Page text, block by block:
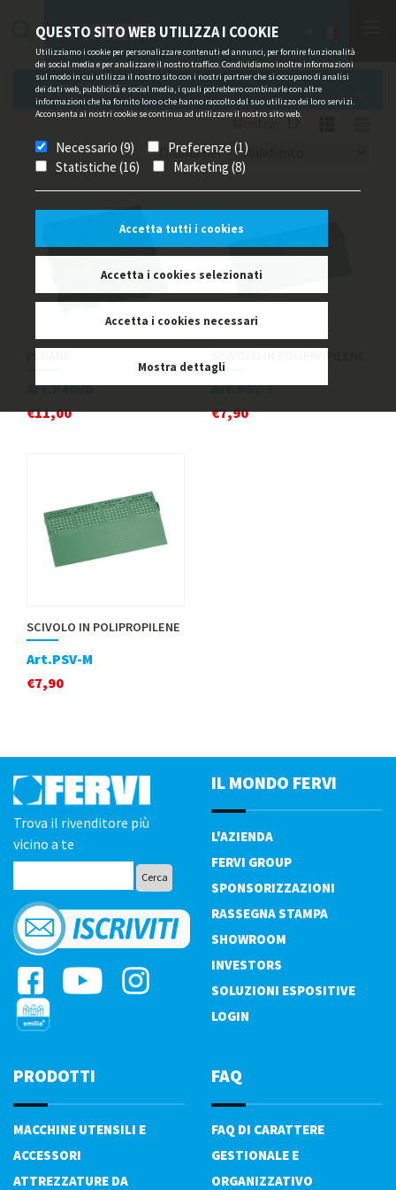
QUESTO SITO WEB UTILIZZA I COOKIE
Utilizziamo i cookie per personalizzare contenuti ed annunci, per fornire funzionalità
dei social media e per analizzare il nostro traffico. Condividiamo inoltre informazioni
sul modo in cui utilizza il nostro sito con i nostri partner che si occupano di analisi
dei dati web, pubblicità e social media, i quali potrebbero combinarle con altre
informazioni che ha fornito loro o che hanno raccolto dal suo utilizzo dei loro servizi.
Acconsenta ai nostri cookie se continua ad utilizzare il nostro sito web.
Necessario (9)
Preferenze (1)
Statistiche (16)
Marketing (8)
Accetta tutti i cookies
Accetta i cookies selezionati
Accetta i cookies necessari
Mostra dettagli
PRODOTTI
Ordina per
Art.P40VD
€11,00
Art.PSV-F
€7,90
SCIVOLO IN POLIPROPILENE
Art.PSV-M
€7,90
Trova il rivenditore più
vicino a te
IL MONDO FERVI
L'AZIENDA
FERVI GROUP
SPONSORIZZAZIONI
RASSEGNA STAMPA
SHOWROOM
INVESTORS
SOLUZIONI ESPOSITIVE
LOGIN
PRODOTTI
MACCHINE UTENSILI E
ACCESSORI
ATTREZZATURE DA
FAQ
FAQ DI CARATTERE
GESTIONALE E
ORGANIZZATIVO